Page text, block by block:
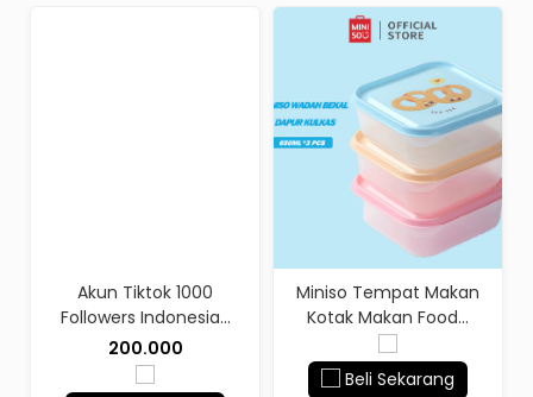
Akun Tiktok 1000
Followers Indonesia...
200.000
Miniso Tempat Makan
Kotak Makan Food...
Beli Sekarang